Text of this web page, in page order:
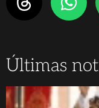
Últimas